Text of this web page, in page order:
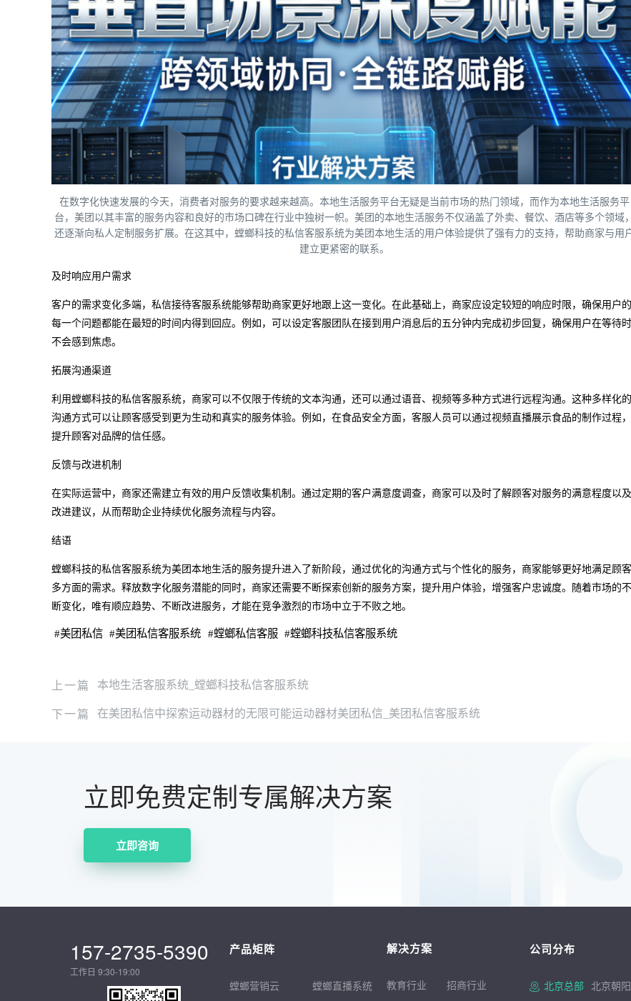
在数字化快速发展的今天，消费者对服务的要求越来越高。本地生活服务平台无疑是当前市场的热门领域，而作为本地生活服务平
台，美团以其丰富的服务内容和良好的市场口碑在行业中独树一帜。美团的本地生活服务不仅涵盖了外卖、餐饮、酒店等多个领域，
还逐渐向私人定制服务扩展。在这其中，螳螂科技的私信客服系统为美团本地生活的用户体验提供了强有力的支持，帮助商家与用
建立更紧密的联系。
及时响应用户需求
客户的需求变化多端，私信接待客服系统能够帮助商家更好地跟上这一变化。在此基础上，商家应设定较短的响应时限，确保用户的
每一个问题都能在最短的时间内得到回应。例如，可以设定客服团队在接到用户消息后的五分钟内完成初步回复，确保用户在等待时
不会感到焦虑。
拓展沟通渠道
利用螳螂科技的私信客服系统，商家可以不仅限于传统的文本沟通，还可以通过语音、视频等多种方式进行远程沟通。这种多样化的
沟通方式可以让顾客感受到更为生动和真实的服务体验。例如，在食品安全方面，客服人员可以通过视频直播展示食品的制作过程，
提升顾客对品牌的信任感。
反馈与改进机制
在实际运营中，商家还需建立有效的用户反馈收集机制。通过定期的客户满意度调查，商家可以及时了解顾客对服务的满意程度以及
改进建议，从而帮助企业持续优化服务流程与内容。
结语
螳螂科技的私信客服系统为美团本地生活的服务提升进入了新阶段，通过优化的沟通方式与个性化的服务，商家能够更好地满足顾客
多方面的需求。释放数字化服务潜能的同时，商家还需要不断探索创新的服务方案，提升用户体验，增强客户忠诚度。随着市场的不
断变化，唯有顺应趋势、不断改进服务，才能在竞争激烈的市场中立于不败之地。
#美团私信 #美团私信客服系统 #螳螂私信客服 #螳螂科技私信客服系统
上一篇 本地生活客服系统_螳螂科技私信客服系统
下一篇 在美团私信中探索运动器材的无限可能运动器材美团私信_美团私信客服系统
立即免费定制专属解决方案
立即咨询
157-2735-5390
工作日 9:30-19:00
产品矩阵
螳螂营销云 螳螂直播系统
解决方案
教育行业 招商行业
公司分布
北京总部 北京朝